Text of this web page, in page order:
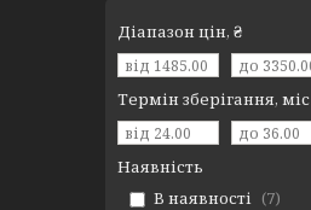
Діапазон цін, ₴
Термін зберігання, міс
Наявність
В наявності
7